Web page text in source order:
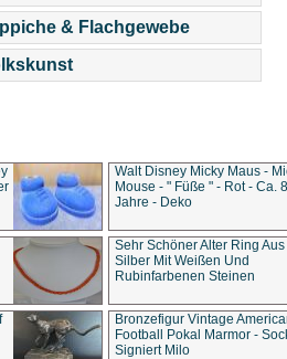
& Flachgewebe
Walt Disney Micky Maus -
Mouse - " Füße " - Rot - Ca.
Jahre - Deko
Sehr Schöner Alter Ring
Silber Mit Weißen Und
Rubinfarbenen Steinen
Bronzefigur Vintage
Football Pokal Marmor -
Signiert Milo